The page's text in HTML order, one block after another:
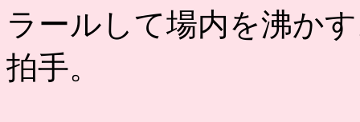
ラールして場内を沸か
拍手。